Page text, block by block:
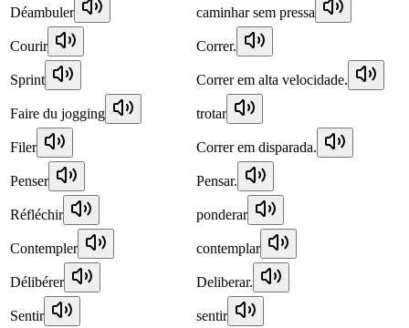
Déambuler caminhar sem pressa
Courir Correr.
Sprint Correr em alta velocidade.
Faire du jogging trotar
Filer Correr em disparada.
Penser Pensar.
Réfléchir ponderar
Contempler contemplar
Délibérer Deliberar.
Sentir sentir